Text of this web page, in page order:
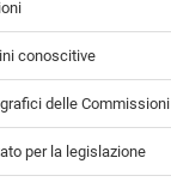
conoscitive
delle Commissioni
per la legislazione